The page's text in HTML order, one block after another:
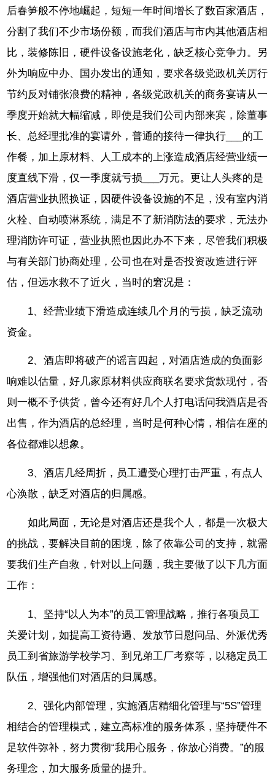
后春笋般不停地崛起，短短一年时间增长了数百家酒店，
分割了我们不少市场份额，而我们酒店与市内其他酒店相
比，装修陈旧，硬件设备设施老化，缺乏核心竞争力。另
外为响应中办、国办发出的通知，要求各级党政机关厉行
节约反对铺张浪费的精神，各级党政机关的商务宴请从一
季度开始就大幅缩减，即使是我们公司内部来宾，除董事
长、总经理批准的宴请外，普通的接待一律执行___的工
作餐，加上原材料、人工成本的上涨造成酒店经营业绩一
度直线下滑，仅一季度就亏损___万元。更让人头疼的是
酒店营业执照换证，因硬件设备设施的不足，没有室内消
火栓、自动喷淋系统，满足不了新消防法的要求，无法办
理消防许可证，营业执照也因此办不下来，尽管我们积极
与有关部门协商处理，公司也在对是否投资改造进行评
估，但远水救不了近火，当时的窘况是：
1、经营业绩下滑造成连续几个月的亏损，缺乏流动
资金。
2、酒店即将破产的谣言四起，对酒店造成的负面影
响难以估量，好几家原材料供应商联名要求货款现付，否
则一概不予供货，曾今还有好几个人打电话问我酒店是否
出售，作为酒店的总经理，当时是何种心情，相信在座的
各位都难以想象。
3、酒店几经周折，员工遭受心理打击严重，有点人
心涣散，缺乏对酒店的归属感。
如此局面，无论是对酒店还是我个人，都是一次极大
的挑战，要解决目前的困境，除了依靠公司的支持，就需
要我们生产自救，针对以上问题，我主要做了以下几方面
工作：
1、坚持“以人为本”的员工管理战略，推行各项员工
关爱计划，如提高工资待遇、发放节日慰问品、外派优秀
员工到省旅游学校学习、到兄弟工厂考察等，以稳定员工
队伍，增强他们对酒店的归属感。
2、强化内部管理，实施酒店精细化管理与“5S”管理
相结合的管理模式，建立高标准的服务体系，坚持硬件不
足软件弥补，努力贯彻“我用心服务，你放心消费。”的服
务理念，加大服务质量的提升。